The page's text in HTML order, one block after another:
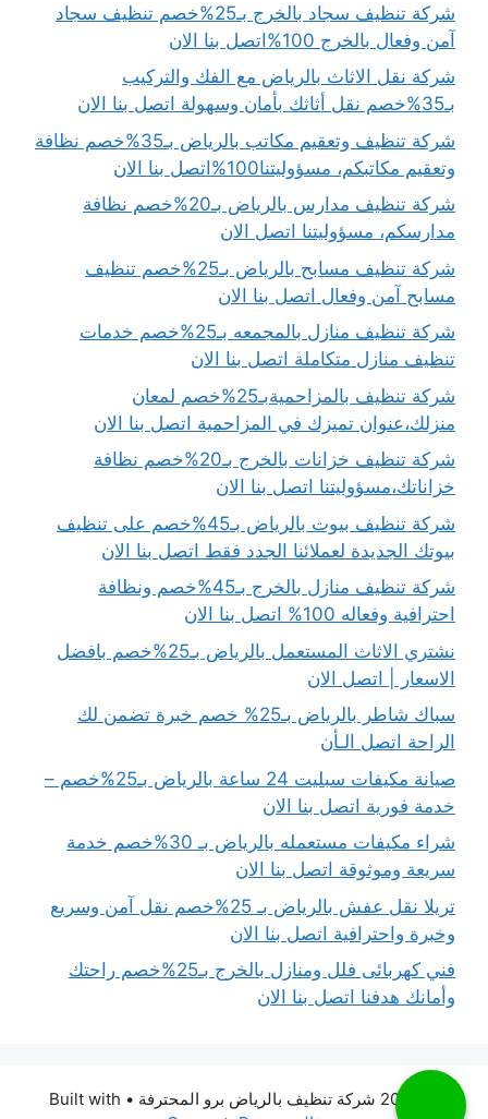
شركة تنظيف سجاد بالخرج بـ25%خصم تنظيف سجاد
آمن وفعال بالخرج 100%اتصل بنا الان
شركة نقل الاثاث بالرياض مع الفك والتركيب
بـ35%خصم نقل أثاثك بأمان وسهولة اتصل بنا الان
شركة تنظيف وتعقيم مكاتب بالرياض بـ35%خصم نظافة
وتعقيم مكاتبكم، مسؤوليتنا100%اتصل بنا الان
شركة تنظيف مدارس بالرياض بـ20%خصم نظافة
مدارسكم، مسؤوليتنا اتصل الان
شركة تنظيف مسابح بالرياض بـ25%خصم تنظيف
مسابح آمن وفعال اتصل بنا الان
شركة تنظيف منازل بالمجمعه بـ25%خصم خدمات
تنظيف منازل متكاملة اتصل بنا الان
شركة تنظيف بالمزاحميةبـ25%خصم لمعان
منزلك،عنوان تميزك في المزاحمية اتصل بنا الان
شركة تنظيف خزانات بالخرج بـ20%خصم نظافة
خزاناتك،مسؤوليتنا اتصل بنا الان
شركة تنظيف بيوت بالرياض بـ45%خصم على تنظيف
بيوتك الجديدة لعملائنا الجدد فقط اتصل بنا الان
شركة تنظيف منازل بالخرج بـ45%خصم ونظافة
احترافية وفعاله 100% اتصل بنا الان
نشتري الاثاث المستعمل بالرياض بـ25%خصم بافضل
الاسعار | اتصل الان
سباك شاطر بالرياض بـ25% خصم خبرة تضمن لك
الراحة اتصل الـأن
صيانة مكيفات سبليت 24 ساعة بالرياض بـ25%خصم –
خدمة فورية اتصل بنا الان
شراء مكيفات مستعمله بالرياض بـ 30%خصم خدمة
سريعة وموثوقة اتصل بنا الان
تريلا نقل عفش بالرياض بـ 25%خصم نقل آمن وسريع
وخبرة واحترافية اتصل بنا الان
فني كهربائى فلل ومنازل بالخرج بـ25%خصم راحتك
وأمانك هدفنا اتصل بنا الان
• Built with